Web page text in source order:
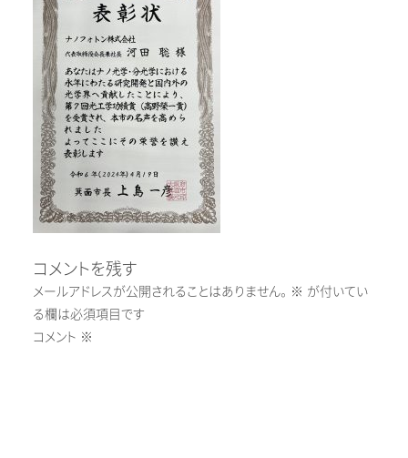
コメントを残す
メールアドレスが公開されることはありません。 ※ が付いてい
る欄は必須項目です
コメント ※